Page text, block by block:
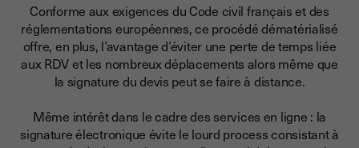
Conforme aux exigences du Code civil français et des
réglementations européennes, ce procédé dématérialisé
offre, en plus, l’avantage d’éviter une perte de temps liée
aux RDV et les nombreux déplacements alors même que
la signature du devis peut se faire à distance.
Même intérêt dans le cadre des services en ligne : la
signature électronique évite le lourd process consistant à